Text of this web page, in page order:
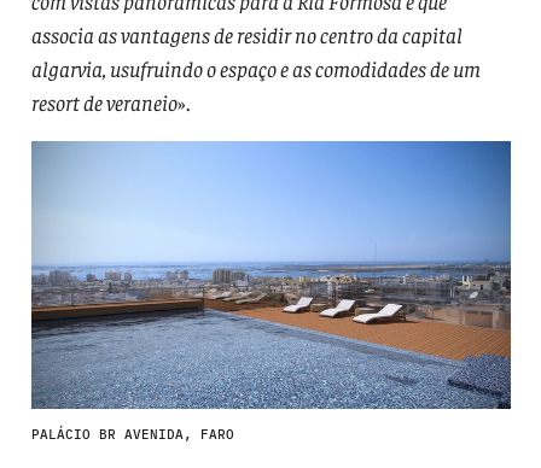
associa as vantagens de residir no centro da capital
algarvia, usufruindo o espaço e as comodidades de um
resort de veraneio».
PALÁCIO BR AVENIDA, FARO